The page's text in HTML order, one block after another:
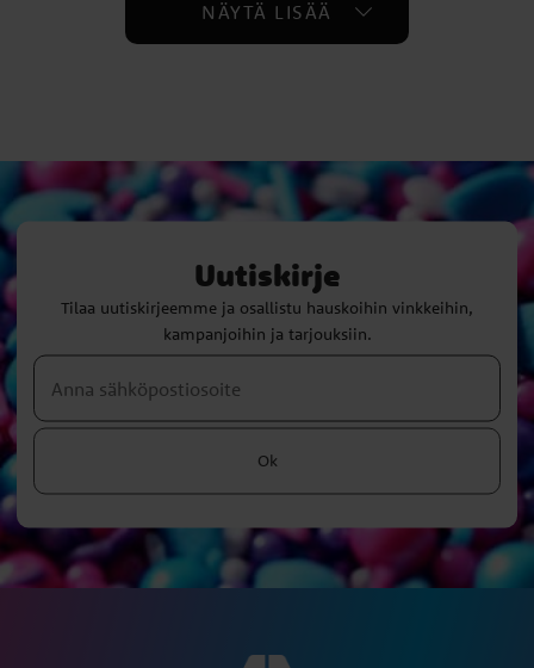
NÄYTÄ LISÄÄ
Uutiskirje
Tilaa uutiskirjeemme ja osallistu hauskoihin vinkkeihin,
kampanjoihin ja tarjouksiin.
Ok